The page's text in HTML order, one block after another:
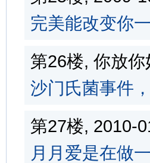
完美能改变你
第26楼, 你放
沙门氏菌事件
第27楼,
月月爱是在做